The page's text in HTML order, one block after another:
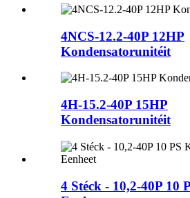
4NCS-12.2-40P 12HP
Kondensatorunitéit
4H-15.2-40P 15HP
Kondensatorunitéit
4 Stéck - 10,2-40P 10